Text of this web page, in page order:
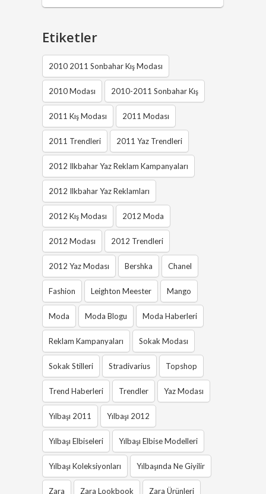
Etiketler
2010 2011 Sonbahar Kış Modası
2010 Modası 2010-2011 Sonbahar Kış
2011 Kış Modası 2011 Modası
2011 Trendleri 2011 Yaz Trendleri
2012 Ilkbahar Yaz Reklam Kampanyaları
2012 Ilkbahar Yaz Reklamları
2012 Kış Modası 2012 Moda
2012 Modası 2012 Trendleri
2012 Yaz Modası Bershka Chanel
Fashion Leighton Meester Mango
Moda Moda Blogu Moda Haberleri
Reklam Kampanyaları Sokak Modası
Sokak Stilleri Stradivarius Topshop
Trend Haberleri Trendler Yaz Modası
Yılbaşı 2011 Yılbaşı 2012
Yılbaşı Elbiseleri Yılbaşı Elbise Modelleri
Yılbaşı Koleksiyonları Yılbaşında Ne Giyilir
Zara Zara Lookbook Zara Ürünleri